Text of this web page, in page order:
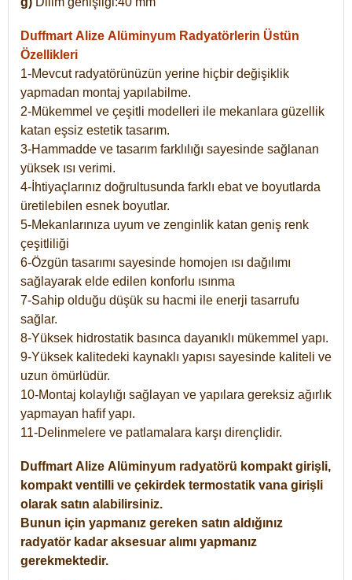
Duffmart Alize Alüminyum Radyatörlerin Üstün
Özellikleri
1-Mevcut radyatörünüzün yerine hiçbir değişiklik
yapmadan montaj yapılabilme.
2-Mükemmel ve çeşitli modelleri ile mekanlara güzellik
katan eşsiz estetik tasarım.
3-Hammadde ve tasarım farklılığı sayesinde sağlanan
yüksek ısı verimi.
4-İhtiyaçlarınız doğrultusunda farklı ebat ve boyutlarda
üretilebilen esnek boyutlar.
5-Mekanlarınıza uyum ve zenginlik katan geniş renk
çeşitliliği
6-Özgün tasarımı sayesinde homojen ısı dağılımı
sağlayarak elde edilen konforlu ısınma
7-Sahip olduğu düşük su hacmi ile enerji tasarrufu
sağlar.
8-Yüksek hidrostatik basınca dayanıklı mükemmel yapı.
9-Yüksek kalitedeki kaynaklı yapısı sayesinde kaliteli ve
uzun ömürlüdür.
10-Montaj kolaylığı sağlayan ve yapılara gereksiz ağırlık
yapmayan hafif yapı.
11-Delinmelere ve patlamalara karşı dirençlidir.
Duffmart Alize Alüminyum radyatörü kompakt girişli,
kompakt ventilli ve çekirdek termostatik vana girişli
olarak satın alabilirsiniz.
Bunun için yapmanız gereken satın aldığınız
radyatör kadar aksesuar alımı yapmanız
gerekmektedir.